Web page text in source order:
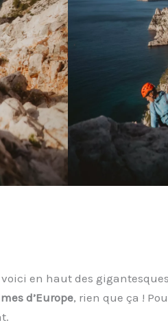
en haut des
d’Europe, rien que ça !